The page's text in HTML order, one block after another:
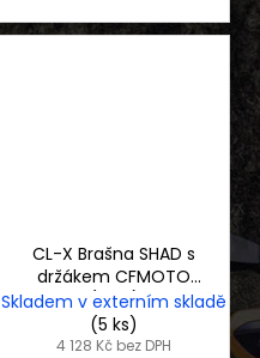
CL-X Brašna SHAD s
držákem CFMOTO
(levá)
Skladem v externím skladě
(5 ks)
4 128 Kč bez DPH